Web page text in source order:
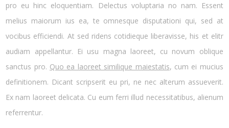
pro eu hinc eloquentiam. Delectus voluptaria no nam. Essent
melius maiorum ius ea, te omnesque disputationi qui, sed at
vocibus efficiendi. At sed ridens cotidieque liberavisse, his et elitr
audiam appellantur. Ei usu magna laoreet, cu novum oblique
sanctus pro. Quo ea laoreet similique maiestatis, cum ei mucius
definitionem. Dicant scripserit eu pri, ne nec alterum assueverit.
Ex nam laoreet delicata. Cu eum ferri illud necessitatibus, alienum
referrentur.